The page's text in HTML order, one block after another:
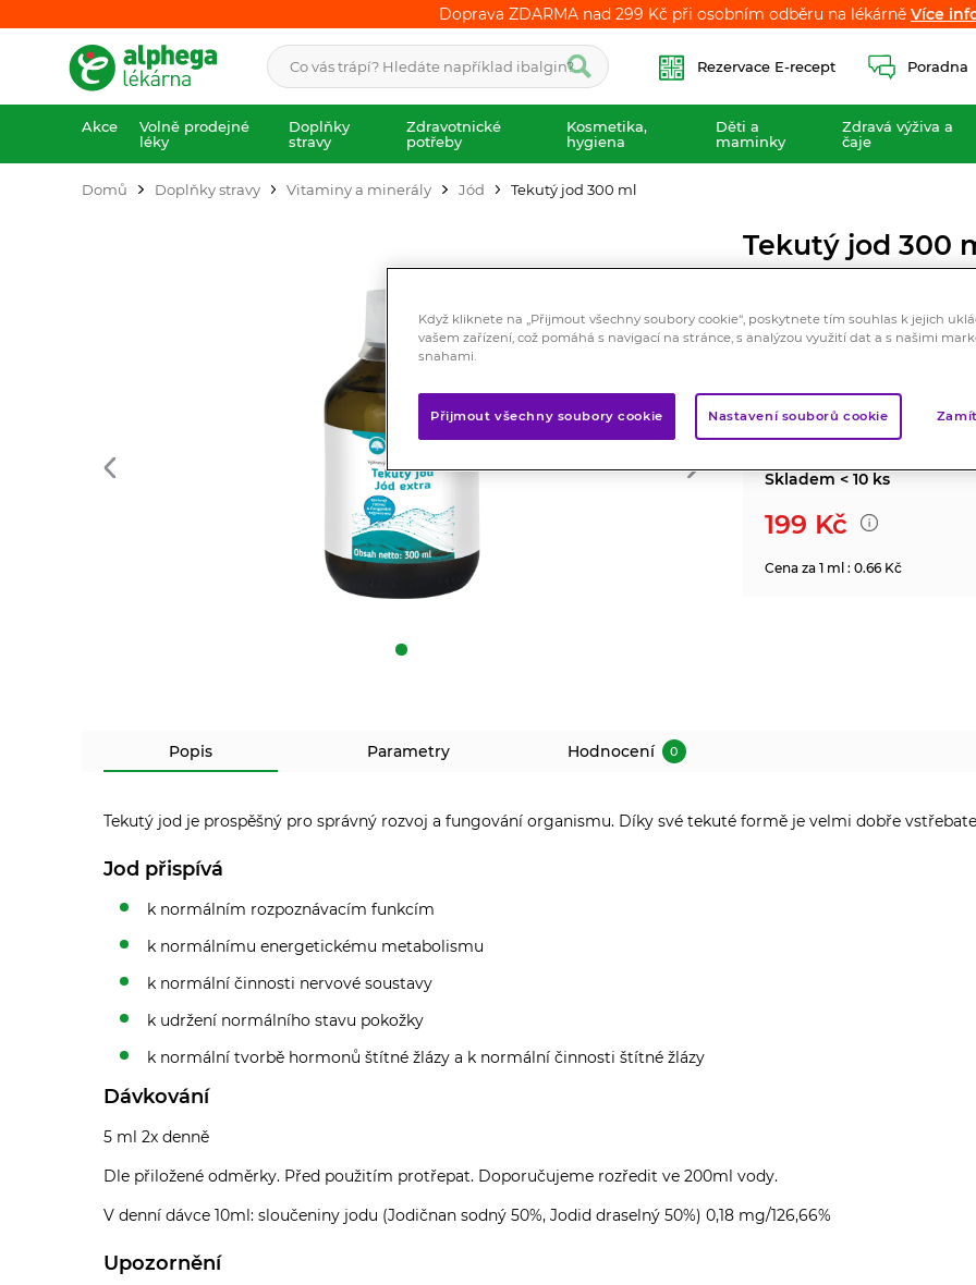
Doprava ZDARMA nad 299 Kč při osobním odběru na lékárně Více
Doprava ZDARMA nad 299 Kč při osobním odběru na lékárně Více
Rezervace E-recept Poradna
Akce
Volně prodejné
léky
Doplňky
stravy
Zdravotnické
potřeby
Kosmetika,
hygiena
Děti a
maminky
Zdravá výživa a
čaje
Domů Doplňky stravy Vitaminy a minerály Jód Tekutý jod 300 ml
Tekutý jod 300
Tekutý jod ve formě
organismu.
Hodnocení
Skladem < 10 ks
199 Kč
Cena za 1 ml : 0.66 Kč
Popis Parametry Hodnocení 0
Tekutý jod je prospěšný pro správný rozvoj a fungování organismu. Díky své tekuté formě je velmi dobře
Jod přispívá
k normálním rozpoznávacím funkcím
k normálnímu energetickému metabolismu
k normální činnosti nervové soustavy
k udržení normálního stavu pokožky
k normální tvorbě hormonů štítné žlázy a k normální činnosti štítné žlázy
Dávkování
5 ml 2x denně
Dle přiložené odměrky. Před použitím protřepat. Doporučujeme rozředit ve 200ml vody.
V denní dávce 10ml: sloučeniny jodu (Jodičnan sodný 50%, Jodid draselný 50%) 0,18 mg/126,66%
Upozornění
Když kliknete na „Přijmout všechny soubory cookie“, poskytnete tím souhlas k jejich
vašem zařízení, což pomáhá s navigací na stránce, s analýzou využití dat a s našimi
snahami.
Přijmout všechny soubory cookie Nastavení souborů cookie